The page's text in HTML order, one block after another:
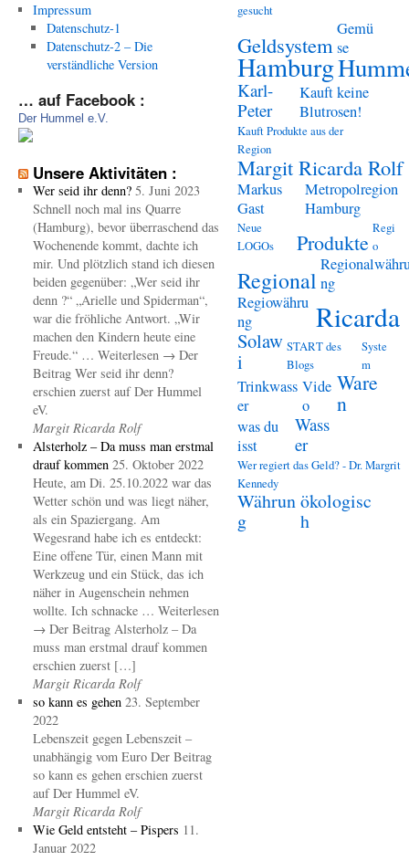
Impressum
Datenschutz-1
Datenschutz-2 – Die
verständliche Version
… auf Facebook :
Der Hummel e.V.
Unsere Aktivitäten :
Wer seid ihr denn? 5. Juni 2023
Schnell noch mal ins Quarre
(Hamburg), bevor überraschend das
Wochenende kommt, dachte ich
mir. Und plötzlich stand ich diesen
beiden gegenüber: „Wer seid ihr
denn ?“ „Arielle und Spiderman“,
war die fröhliche Antwort. „Wir
machen den Kindern heute eine
Freude.“ … Weiterlesen → Der
Beitrag Wer seid ihr denn?
erschien zuerst auf Der Hummel
eV.
Margit Ricarda Rolf
Alsterholz – Da muss man erstmal
drauf kommen 25. Oktober 2022
Heute, am Di. 25.10.2022 war das
Wetter schön und was liegt näher,
als ein Spaziergang. Am
Wegesrand habe ich es entdeckt:
Eine offene Tür, einen Mann mit
Werkzeug und ein Stück, das ich
näher in Augenschein nehmen
wollte. Ich schnacke … Weiterlesen
→ Der Beitrag Alsterholz – Da
muss man erstmal drauf kommen
erschien zuerst […]
Margit Ricarda Rolf
so kann es gehen 23. September
2022
Lebenszeit gegen Lebenszeit –
unabhängig vom Euro Der Beitrag
so kann es gehen erschien zuerst
auf Der Hummel eV.
Margit Ricarda Rolf
Wie Geld entsteht – Pispers 11.
Januar 2022
gesucht
Geldsystem
Gemü
se
Hamburg
Karl-
Peter
Kauft keine
Blutrosen!
Kauft Produkte aus der
Region
Margit Ricarda Rolf
Markus
Gast
Metropolregion
Hamburg
Neue
LOGOs
Produkte
Regi
o
Regional ng
Regiowähru
ng
Ricarda
Solaw
i
START des
Blogs
Syste
m
Trinkwass
er
Vide
o
Ware
n
was du
isst
Wass
er
Wer regiert das Geld? - Dr. Margrit
Kennedy
Währun
g
ökologisc
h